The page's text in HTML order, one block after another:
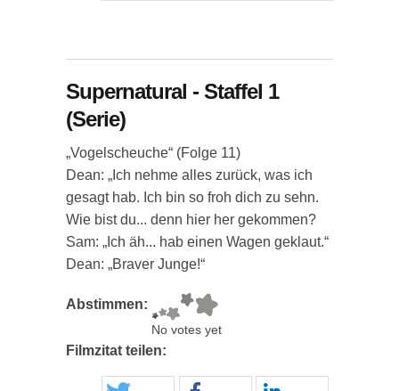
Supernatural - Staffel 1
(Serie)
„Vogelscheuche“ (Folge 11)
Dean: „Ich nehme alles zurück, was ich
gesagt hab. Ich bin so froh dich zu sehn.
Wie bist du... denn hier her gekommen?
Sam: „Ich äh... hab einen Wagen geklaut.“
Dean: „Braver Junge!“
Abstimmen:
No votes yet
Filmzitat teilen: